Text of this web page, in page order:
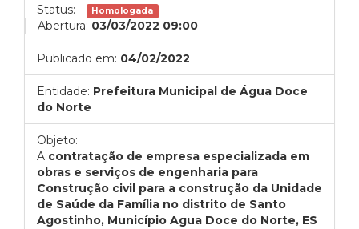
Status: Homologada
Abertura: 03/03/2022 09:00
Publicado em: 04/02/2022
Entidade: Prefeitura Municipal de Água Doce
do Norte
Objeto:
A contratação de empresa especializada em
obras e serviços de engenharia para
Construção civil para a construção da Unidade
de Saúde da Família no distrito de Santo
Agostinho, Município Agua Doce do Norte, ES